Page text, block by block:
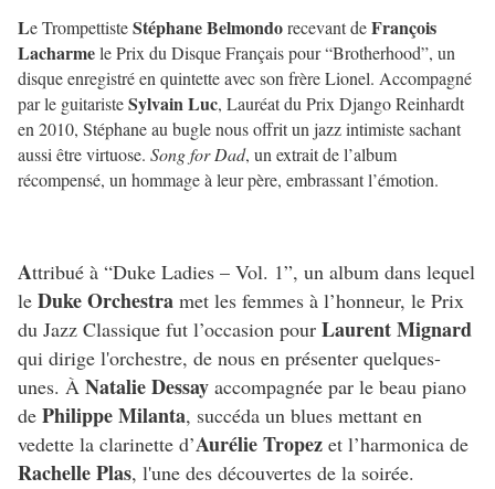
Le TrompettisteStéphane Belmondorecevant deFrançois
Lacharmele Prix du Disque Français pour “Brotherhood”, un
disque enregistré en quintette avec son frère Lionel. Accompagné
par le guitaristeSylvain Luc, Lauréat du Prix Django Reinhardt
en 2010, Stéphane au bugle nous offrit un jazz intimiste sachant
aussi être virtuose. Song for Dad, un extrait de l’album
récompensé, un hommage à leur père, embrassant l’émotion.
Attribué à “Duke Ladies – Vol. 1”, un album dans lequel
le Duke Orchestra met les femmes à l’honneur, le Prix
du Jazz Classique fut l’occasion pour Laurent Mignard
qui dirige l'orchestre, de nous en présenter quelques-
unes. À Natalie Dessay accompagnée par le beau piano
de Philippe Milanta, succéda un blues mettant en
vedette la clarinette d’Aurélie Tropez et l’harmonica de
Rachelle Plas, l'une des découvertes de la soirée.